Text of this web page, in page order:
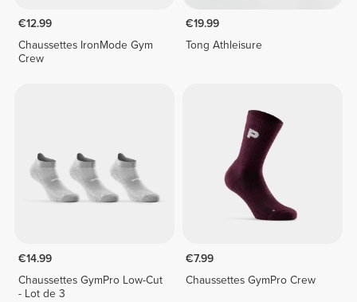
€12.99
Chaussettes IronMode Gym
Crew
€19.99
Tong Athleisure
€14.99
Chaussettes GymPro Low-Cut
- Lot de 3
€7.99
Chaussettes GymPro Crew